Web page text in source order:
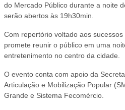
do Mercado Público durante a noite
serão abertos às 19h30min.
Com repertório voltado aos
promete reunir o público em uma
entretenimento no centro da cidade.
O evento conta com apoio da
Articulação e Mobilização Popular
Grande e Sistema Fecomércio.